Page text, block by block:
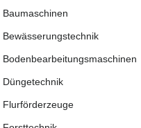
Baumaschinen
Bewässerungstechnik
Bodenbearbeitungsmaschinen
Düngetechnik
Flurförderzeuge